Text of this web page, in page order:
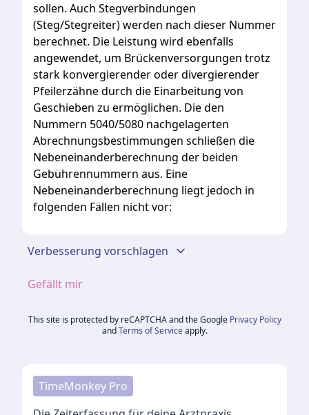
sollen. Auch Stegverbindungen
(Steg/Stegreiter)werden nach dieser Nummer
berechnet. Die Leistung wird ebenfalls
angewendet, um Brückenversorgungen trotz
stark konvergierenderoderdivergierender
Pfeilerzähnedurch die Einarbeitung von
Geschieben zu ermöglichen. Dieden
Nummern 5040/5080 nachgelagerten
Abrechnungsbestimmungen schließen die
Nebeneinanderberechnung der beiden
Gebührennummern aus. Eine
Nebeneinanderberechnung liegt jedoch in
folgenden Fällen nichtvor:
Verbesserung vorschlagen
Gefällt mir
This site is protected by reCAPTCHA and the Google Privacy Policy
and Terms of Service apply.
TimeMonkey Pro